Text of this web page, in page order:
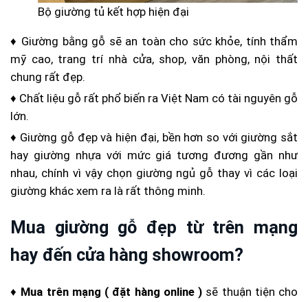
Bộ giường tủ kết hợp hiện đại
♦ Giường bằng gỗ sẽ an toàn cho sức khỏe, tính thẩm
mỹ cao, trang trí nhà cửa, shop, văn phòng, nội thất
chung rất đẹp.
♦ Chất liệu gỗ rất phổ biến ra Việt Nam có tài nguyên gỗ
lớn.
♦ Giường gỗ đẹp và hiện đại, bền hơn so với giường sắt
hay giường nhựa với mức giá tương đương gần như
nhau, chính vì vậy chọn giường ngủ gỗ thay vì các loại
giường khác xem ra là rất thông minh.
Mua giường gỗ đẹp từ trên mạng
hay đến cửa hàng showroom?
♦ Mua trên mạng ( đặt hàng online ) sẽ thuận tiện cho